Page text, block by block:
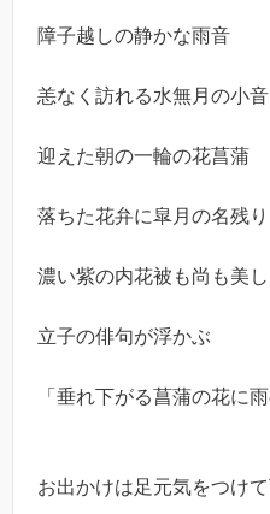
障子越しの静かな雨音
恙なく訪れる水無月の小音
迎えた朝の一輪の花菖蒲
落ちた花弁に皐月の名残り
濃い紫の内花被も尚も美
立子の俳句が浮かぶ
「垂れ下がる菖蒲の花に雨
お出かけは足元気をつ